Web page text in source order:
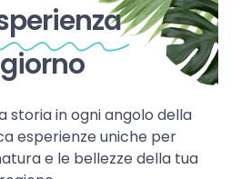
storia in ogni angolo della
esperienze uniche per
e le bellezze della tua